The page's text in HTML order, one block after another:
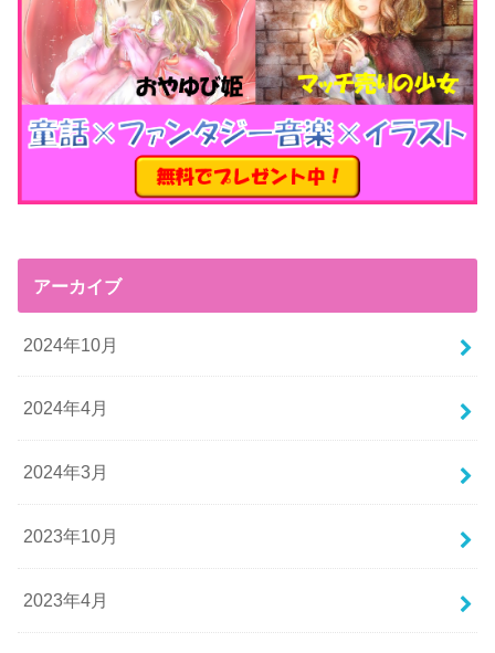
アーカイブ
2024年10月
2024年4月
2024年3月
2023年10月
2023年4月